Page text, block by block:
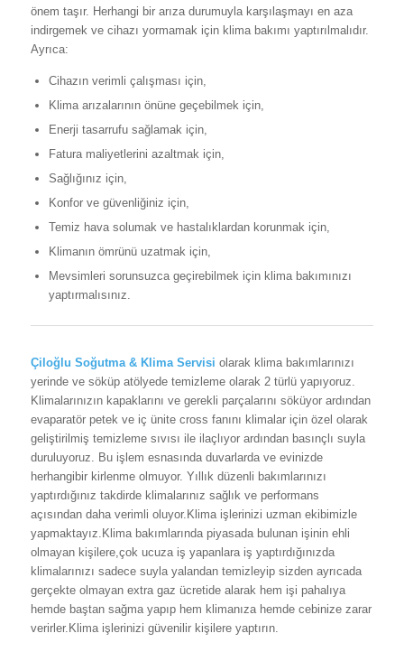
önem taşır. Herhangi bir arıza durumuyla karşılaşmayı en aza
indirgemek ve cihazı yormamak için klima bakımı yaptırılmalıdır.
Ayrıca:
Cihazın verimli çalışması için,
Klima arızalarının önüne geçebilmek için,
Enerji tasarrufu sağlamak için,
Fatura maliyetlerini azaltmak için,
Sağlığınız için,
Konfor ve güvenliğiniz için,
Temiz hava solumak ve hastalıklardan korunmak için,
Klimanın ömrünü uzatmak için,
Mevsimleri sorunsuzca geçirebilmek için klima bakımınızı
yaptırmalısınız.
Çiloğlu Soğutma & Klima Servisi olarak klima bakımlarınızı
yerinde ve söküp atölyede temizleme olarak 2 türlü yapıyoruz.
Klimalarınızın kapaklarını ve gerekli parçalarını söküyor ardından
evaparatör petek ve iç ünite cross fanını klimalar için özel olarak
geliştirilmiş temizleme sıvısı ile ilaçlıyor ardından basınçlı suyla
duruluyoruz. Bu işlem esnasında duvarlarda ve evinizde
herhangibir kirlenme olmuyor. Yıllık düzenli bakımlarınızı
yaptırdığınız takdirde klimalarınız sağlık ve performans
açısından daha verimli oluyor.Klima işlerinizi uzman ekibimizle
yapmaktayız.Klima bakımlarında piyasada bulunan işinin ehli
olmayan kişilere,çok ucuza iş yapanlara iş yaptırdığınızda
klimalarınızı sadece suyla yalandan temizleyip sizden ayrıcada
gerçekte olmayan extra gaz ücretide alarak hem işi pahalıya
hemde baştan sağma yapıp hem klimanıza hemde cebinize zarar
verirler.Klima işlerinizi güvenilir kişilere yaptırın.